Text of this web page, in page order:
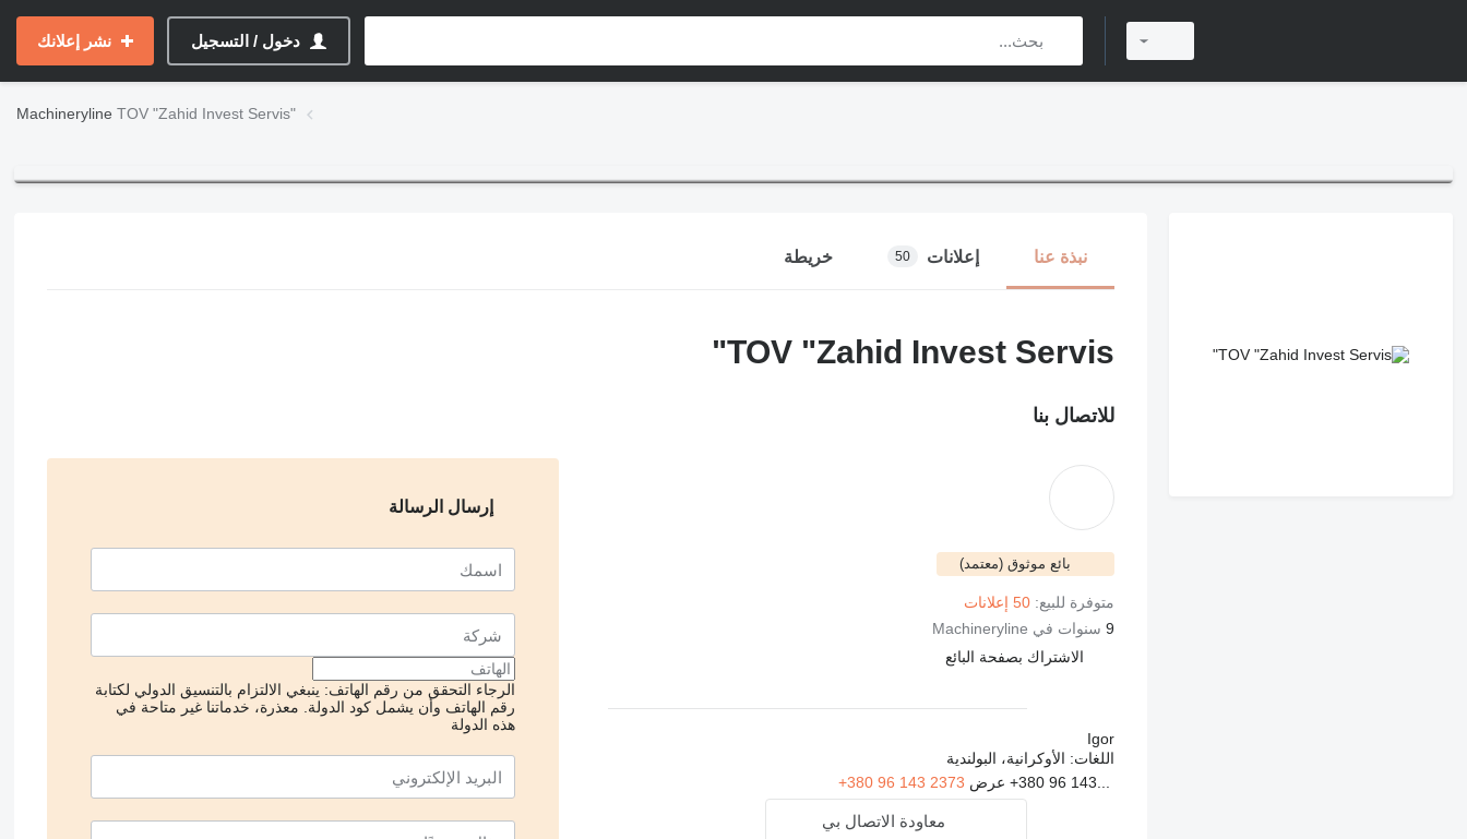
دخول / التسجيل نشر إعلانك
Machineryline TOV "Zahid Invest Servis"
نبذة عنا إعلانات 50 خريطة
TOV "Zahid Invest Servis"
للاتصال بنا
بائع موثوق (معتمد)
متوفرة للبيع: 50 إعلانات
9سنوات في Machineryline
الاشتراك بصفحة البائع
Igor
اللغات: الأوكرانية، البولندية
+380 96 143... عرض +380 96 143 2373
معاودة الاتصال بي
إرسال الرسالة
الرجاء التحقق من رقم الهاتف: ينبغي الالتزام بالتنسيق الدولي لكتابة
رقم الهاتف وأن يشمل كود الدولة.
معذرة، خدماتنا غير متاحة في
هذه الدولة